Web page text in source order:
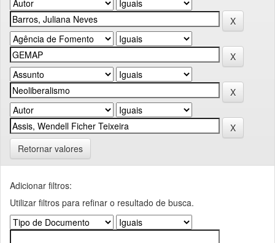
Retornar valores
Adicionar filtros:
Utilizar filtros para refinar o resultado de busca.